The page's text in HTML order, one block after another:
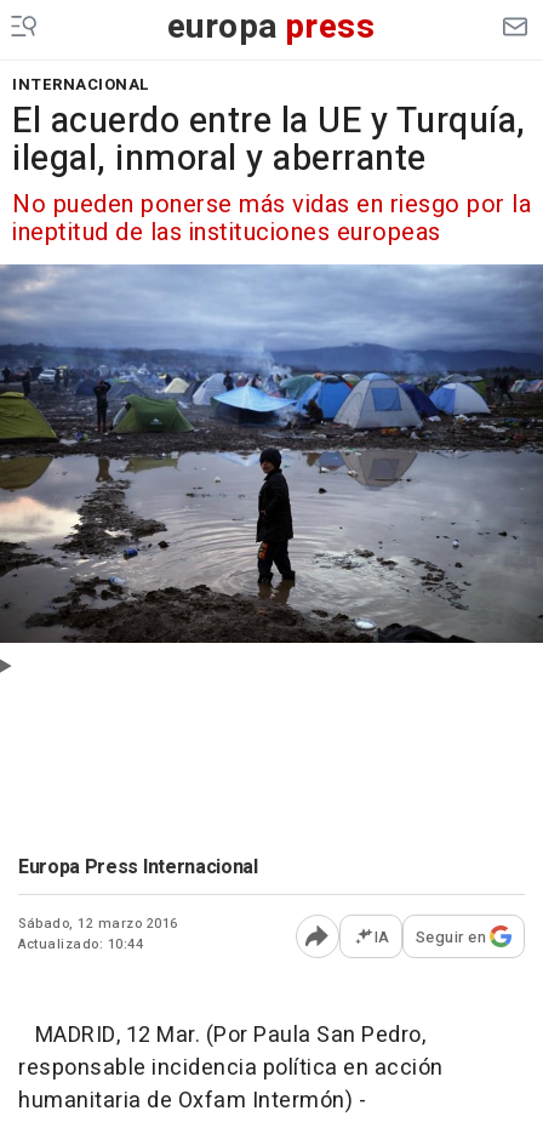
europa press
INTERNACIONAL
El acuerdo entre la UE y Turquía,
ilegal, inmoral y aberrante
No pueden ponerse más vidas en riesgo por la
ineptitud de las instituciones europeas
Europa Press Internacional
Sábado, 12 marzo 2016
Actualizado: 10:44
Abrir opciones para
IA Seguir en
MADRID, 12 Mar. (Por Paula San Pedro,
responsable incidencia política en acción
humanitaria de Oxfam Intermón) -